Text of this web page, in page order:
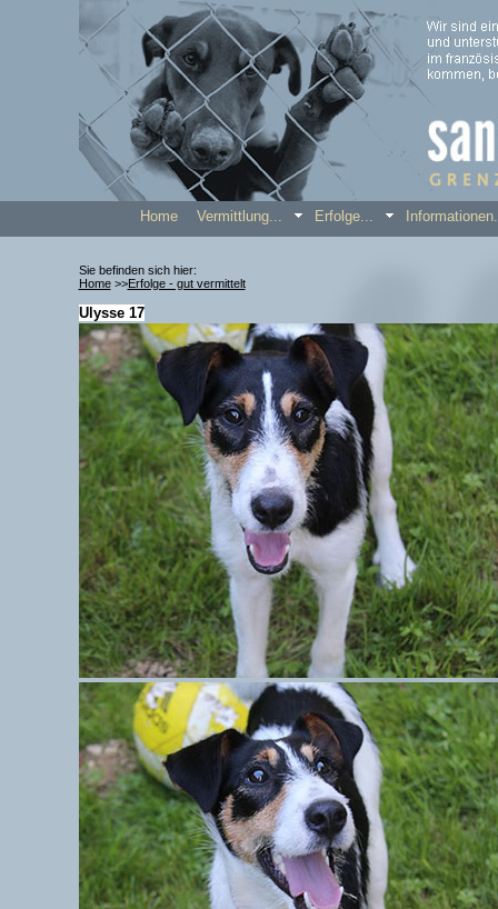
Home Vermittlung... Erfolge...
Sie befinden sich hier:
Home>>Erfolge - gut vermittelt
Ulysse 17